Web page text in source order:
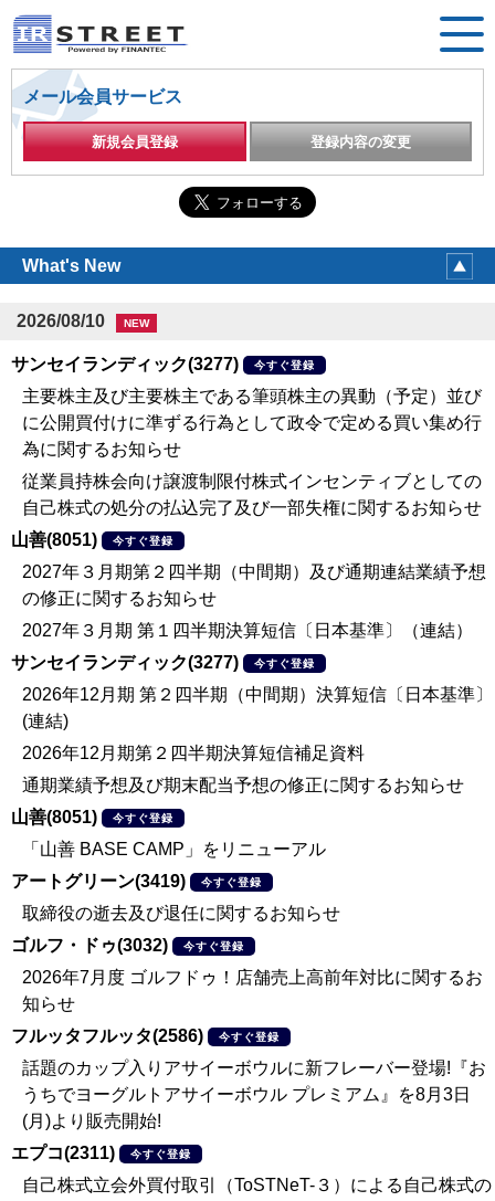
メール会員サービス
新規会員登録 登録内容の変更
What's New
2026/08/10 NEW
サンセイランディック(3277) 今すぐ登録
主要株主及び主要株主である筆頭株主の異動（予定）並び
に公開買付けに準ずる行為として政令で定める買い集め行
為に関するお知らせ
従業員持株会向け譲渡制限付株式インセンティブとしての
自己株式の処分の払込完了及び一部失権に関するお知らせ
山善(8051)
今すぐ登録
2027年３月期第２四半期（中間期）及び通期連結業績予想
の修正に関するお知らせ
2027年３月期 第１四半期決算短信〔日本基準〕（連結）
サンセイランディック(3277)
今すぐ登録
2026年12月期 第２四半期（中間期）決算短信〔日本基準〕
(連結)
2026年12月期第２四半期決算短信補足資料
通期業績予想及び期末配当予想の修正に関するお知らせ
山善(8051)
今すぐ登録
「山善 BASE CAMP」をリニューアル
アートグリーン(3419)
今すぐ登録
取締役の逝去及び退任に関するお知らせ
ゴルフ・ドゥ(3032)
今すぐ登録
2026年7月度 ゴルフドゥ！店舗売上高前年対比に関するお
知らせ
フルッタフルッタ(2586)
今すぐ登録
話題のカップ入りアサイーボウルに新フレーバー登場!『お
うちでヨーグルトアサイーボウル プレミアム』を8月3日
(月)より販売開始!
エプコ(2311)
今すぐ登録
自己株式立会外買付取引（ToSTNeT-３）による自己株式の